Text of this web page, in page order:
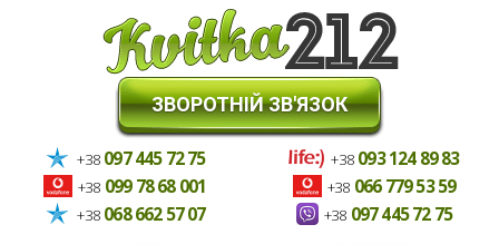
ЗВОРОТНІЙ ЗВ'ЯЗОК
+38 097 445 72 75 +38 093 124 89 83
+38 099 78 68 001 +38 066 779 53 59
+38 068 662 57 07 +38 097 445 72 75